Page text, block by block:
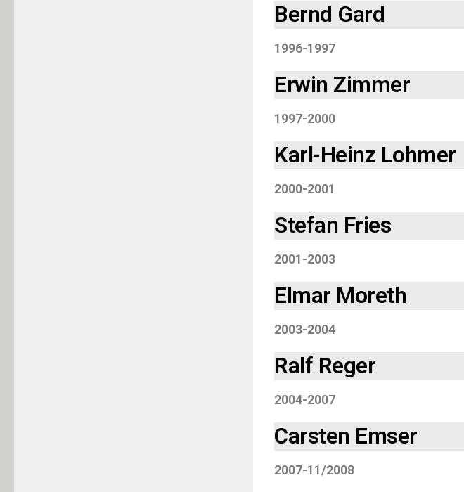
Bernd Gard
1996-1997
Erwin Zimmer
1997-2000
Karl-Heinz Lohmer
2000-2001
Stefan Fries
2001-2003
Elmar Moreth
2003-2004
Ralf Reger
2004-2007
Carsten Emser
2007-11/2008